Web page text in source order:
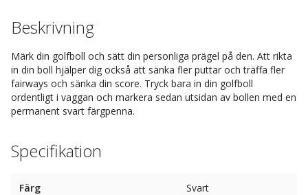
Beskrivning
Märk din golfboll och sätt din personliga prägel på den. Att rikta
in din boll hjälper dig också att sänka fler puttar och träffa fler
fairways och sänka din score. Tryck bara in din golfboll
ordentligt i vaggan och markera sedan utsidan av bollen med en
permanent svart färgpenna.
Specifikation
Färg Svart